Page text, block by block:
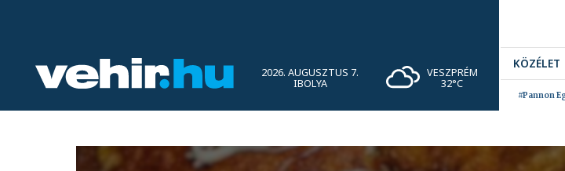
2026. AUGUSZTUS 7.
IBOLYA
VESZPRÉM
32°C
KÖZÉLET
#Pannon